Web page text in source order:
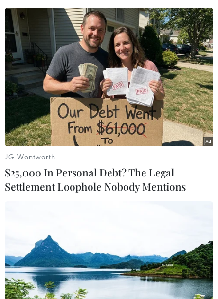
#Mary-Kate #Ashley Olsen
#Elizabeth & James
#Thời trang biển
#Đường phố #Họa tiết Mỹ
Theo dõi VietnamPlus
JG Wentworth
$25,000 In Personal Debt? The Legal
Settlement Loophole Nobody Mentions